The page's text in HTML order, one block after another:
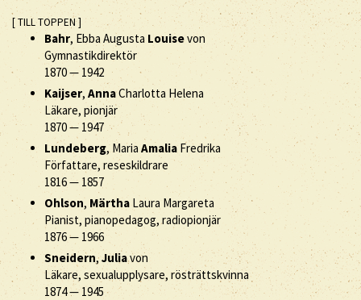
[ TILL TOPPEN ]
Bahr, Ebba Augusta Louisevon
Gymnastikdirektör
1870—1942
Kaijser, AnnaCharlotta Helena
Läkare, pionjär
1870— 1947
Lundeberg, Maria Amalia Fredrika
Författare, reseskildrare
1816— 1857
Ohlson, Märtha Laura Margareta
Pianist, pianopedagog, radiopionjär
1876— 1966
Sneidern,Juliavon
Läkare, sexualupplysare, rösträttskvinna
1874—1945